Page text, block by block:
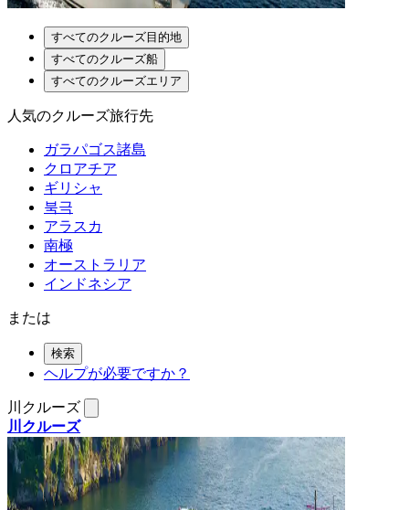
すべてのクルーズ目的地
すべてのクルーズ船
すべてのクルーズエリア
人気のクルーズ旅行先
ガラパゴス諸島
クロアチア
ギリシャ
북극
アラスカ
南極
オーストラリア
インドネシア
または
検索
ヘルプが必要ですか？
川クルーズ
川クルーズ